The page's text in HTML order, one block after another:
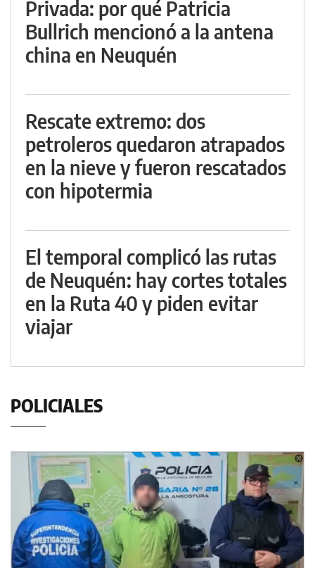
Privada: por qué Patricia
Bullrich mencionó a la antena
china en Neuquén
Rescate extremo: dos
petroleros quedaron atrapados
en la nieve y fueron rescatados
con hipotermia
El temporal complicó las rutas
de Neuquén: hay cortes totales
en la Ruta 40 y piden evitar
viajar
POLICIALES